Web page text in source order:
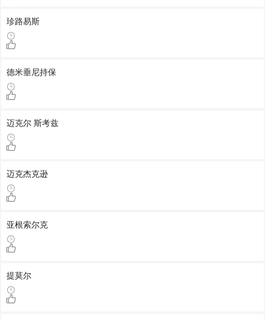
珍路易斯
德米垂尼持保
迈克尔 斯考兹
迈克杰克逊
亚根索尔克
提莫尔